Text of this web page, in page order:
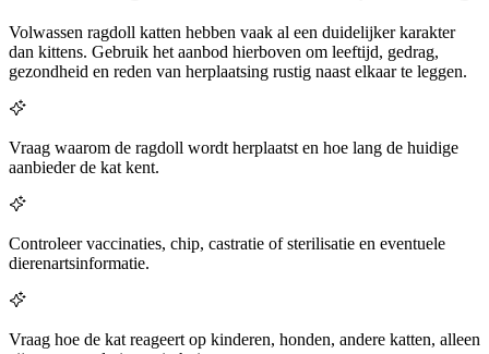
Volwassen ragdoll katten hebben vaak al een duidelijker karakter
dan kittens. Gebruik het aanbod hierboven om leeftijd, gedrag,
gezondheid en reden van herplaatsing rustig naast elkaar te leggen.
Vraag waarom de ragdoll wordt herplaatst en hoe lang de huidige
aanbieder de kat kent.
Controleer vaccinaties, chip, castratie of sterilisatie en eventuele
dierenartsinformatie.
Vraag hoe de kat reageert op kinderen, honden, andere katten, alleen